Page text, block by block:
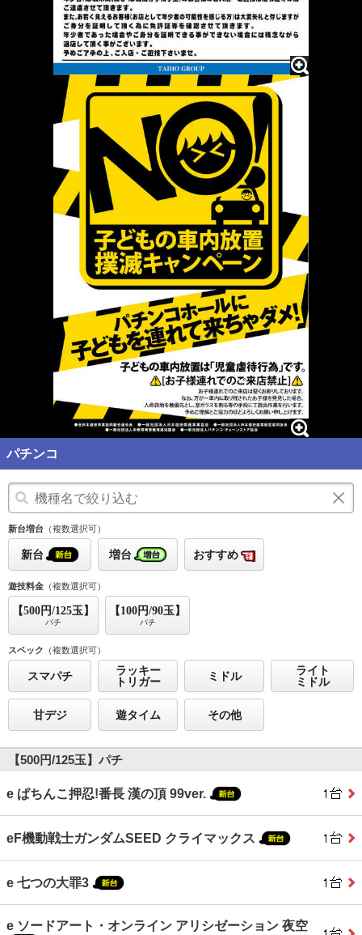
パチンコ
新台増台 （複数選択可）
新台 増台 おすすめ
遊技料金 （複数選択可）
【500円/125玉】
パチ
【100円/90玉】
パチ
スペック （複数選択可）
スマパチ
ラッキー
トリガー
ミドル
ライト
ミドル
甘デジ 遊タイム その他
【500円/125玉】パチ
e ぱちんこ押忍!番長 漢の頂 99ver.
eF機動戦士ガンダムSEED クライマックス
e 七つの大罪3
e ソードアート・オンライン アリシゼーション 夜空